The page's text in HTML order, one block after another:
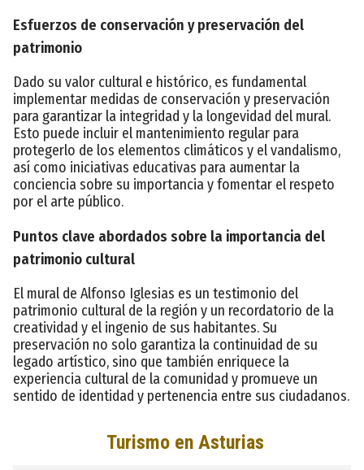
Esfuerzos de conservación y preservación del
patrimonio
Dado su valor cultural e histórico, es fundamental
implementar medidas de conservación y preservación
para garantizar la integridad y la longevidad del mural.
Esto puede incluir el mantenimiento regular para
protegerlo de los elementos climáticos y el vandalismo,
así como iniciativas educativas para aumentar la
conciencia sobre su importancia y fomentar el respeto
por el arte público.
Puntos clave abordados sobre la importancia del
patrimonio cultural
El mural de Alfonso Iglesias es un testimonio del
patrimonio cultural de la región y un recordatorio de la
creatividad y el ingenio de sus habitantes. Su
preservación no solo garantiza la continuidad de su
legado artístico, sino que también enriquece la
experiencia cultural de la comunidad y promueve un
sentido de identidad y pertenencia entre sus ciudadanos.